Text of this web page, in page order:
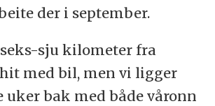
der i september.
sju kilometer fra
hit med bil, men vi ligger
uker bak med både våronn